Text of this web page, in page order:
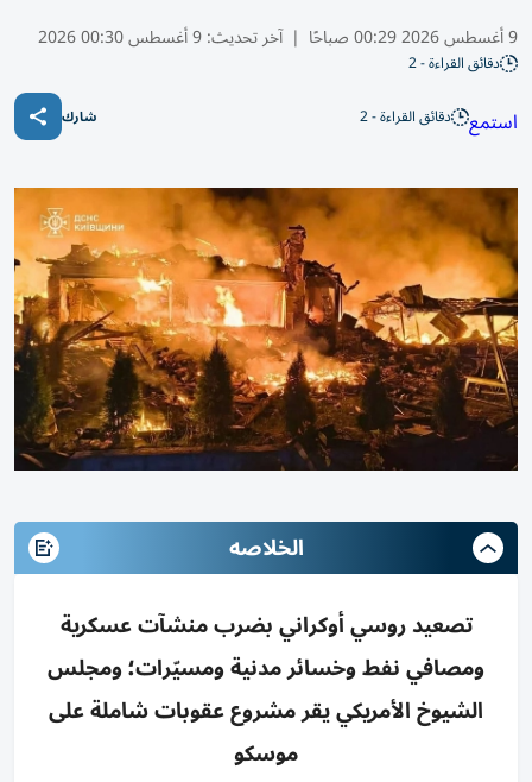
9 أغسطس 2026 00:29 صباحًا | آخر تحديث:9 أغسطس 00:30 2026
دقائق القراءة - 2
استمع دقائق القراءة - 2 شارك
الخلاصه
تصعيد روسي أوكراني بضرب منشآت عسكرية
ومصافي نفط وخسائر مدنية ومسيّرات؛ ومجلس
الشيوخ الأمريكي يقر مشروع عقوبات شاملة على
موسكو